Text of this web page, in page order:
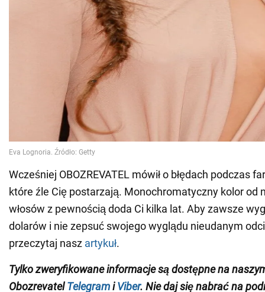
Wcześniej OBOZREVATEL mówił o błędach podczas
które źle Cię postarzają. Monochromatyczny kolor od
włosów z pewnością doda Ci kilka lat. Aby zawsze
dolarów i nie zepsuć swojego wyglądu nieudanym
przeczytaj nasz artykuł.
Tylko zweryfikowane informacje są dostępne na
ObozrevatelTelegramiViber. Nie daj się nabrać na